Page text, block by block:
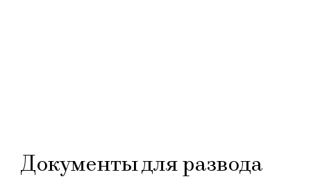
Документы для развода